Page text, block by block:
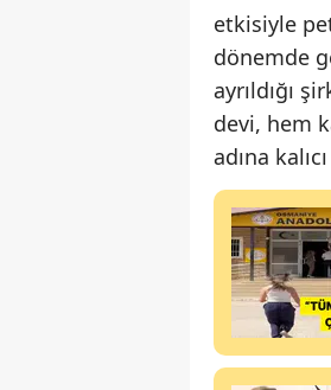
etkisiyle
dönemde
ayrıldığı
devi, hem
adına